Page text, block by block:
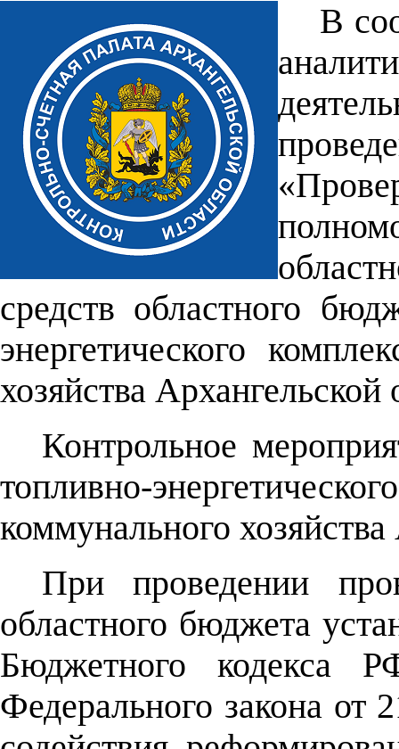
В
средств областного
энергетического
хозяйства Архангельской
Контрольное
топливно-
коммунального
При проведении
областного бюджета
Бюджетного кодекса
Федерального закона